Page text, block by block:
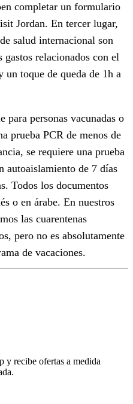
completar un formulario
Jordan. En tercer lugar,
salud internacional son
relacionados con el
toque de queda de 1h a
para personas vacunadas o
prueba PCR de menos de
se requiere una prueba
autoaislamiento de 7 días
Todos los documentos
o en árabe. En nuestros
las cuarentenas
pero no es absolutamente
de vacaciones.
y recibe ofertas a medida